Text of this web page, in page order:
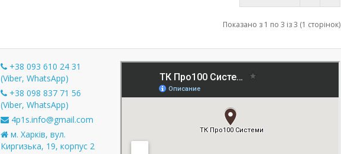
Показано з 1 по 3 із 3 (1 сторінок)
+38 093 610 24 31
(Viber, WhatsApp)
+38 098 837 71 56
(Viber, WhatsApp)
4p1s.info@gmail.com
м. Харків, вул.
Киргизька, 19, корпус 2